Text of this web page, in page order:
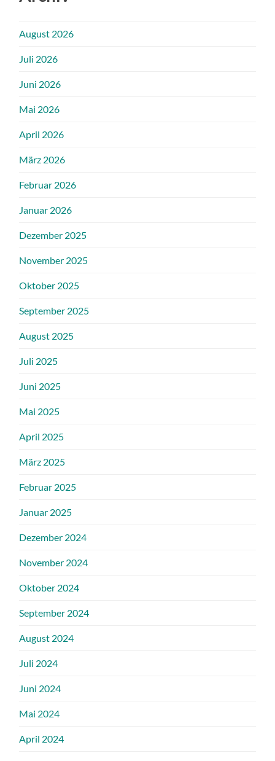
August 2026
Juli 2026
Juni 2026
Mai 2026
April 2026
März 2026
Februar 2026
Januar 2026
Dezember 2025
November 2025
Oktober 2025
September 2025
August 2025
Juli 2025
Juni 2025
Mai 2025
April 2025
März 2025
Februar 2025
Januar 2025
Dezember 2024
November 2024
Oktober 2024
September 2024
August 2024
Juli 2024
Juni 2024
Mai 2024
April 2024